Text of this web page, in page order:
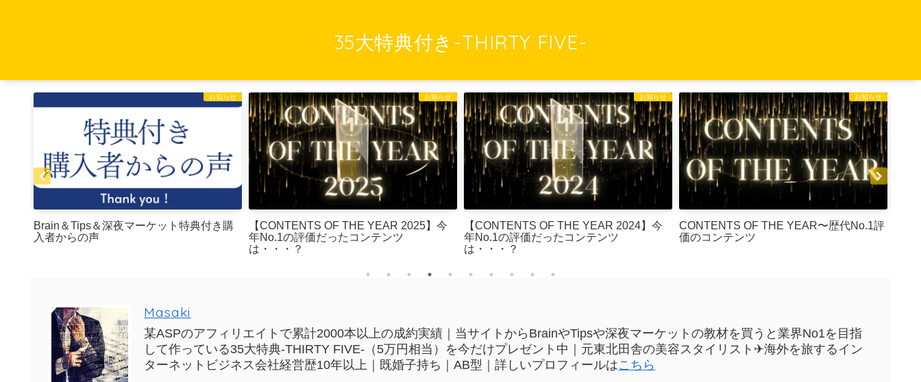
35大特典付き-THIRTY FIVE-
お知らせ
Brain＆Tips＆深夜マーケット特典付き購
入者からの声
お知らせ
【CONTENTS OF THE YEAR 2025】今
年No.1の評価だったコンテンツ
は・・・？
お知らせ
【CONTENTS OF THE YEAR 2024】今
年No.1の評価だったコンテンツ
は・・・？
お知らせ
CONTENTS OF THE YEAR〜歴代No.1評
価のコンテンツ
Masaki
某ASPのアフィリエイトで累計2000本以上の成約実績｜当サイトからBrainやTipsや深夜マーケットの教材を買うと業界No1を目指
して作っている35大特典-THIRTY FIVE-（5万円相当）を今だけプレゼント中｜元東北田舎の美容スタイリスト✈海外を旅するイン
ターネットビジネス会社経営歴10年以上｜既婚子持ち｜AB型｜詳しいプロフィールはこちら